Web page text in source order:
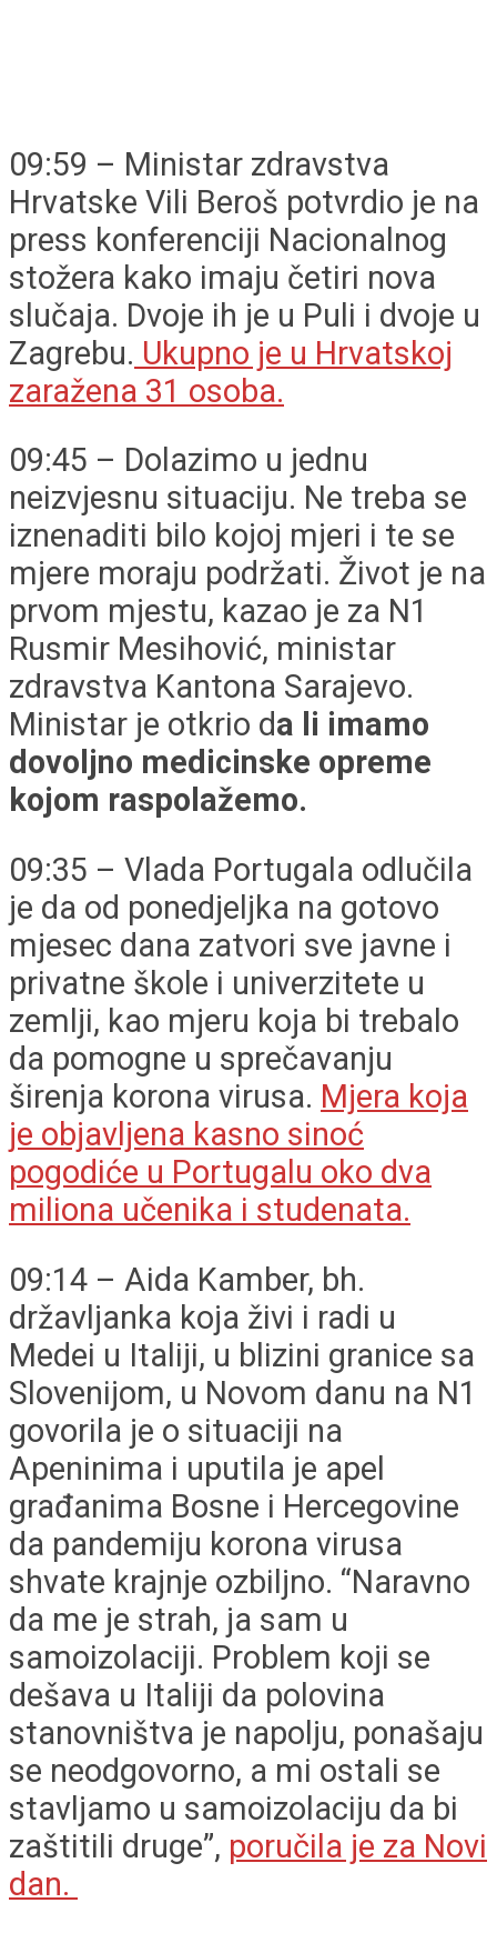
09:59 – Ministar zdravstva
Hrvatske Vili Beroš potvrdio je na
press konferenciji Nacionalnog
stožera kako imaju četiri nova
slučaja. Dvoje ih je u Puli i dvoje u
Zagrebu. Ukupno je u Hrvatskoj
zaražena 31 osoba.
09:45 – Dolazimo u jednu
neizvjesnu situaciju. Ne treba se
iznenaditi bilo kojoj mjeri i te se
mjere moraju podržati. Život je na
prvom mjestu, kazao je za N1
Rusmir Mesihović, ministar
zdravstva Kantona Sarajevo.
Ministar je otkrio da li imamo
dovoljno medicinske opreme
kojom raspolažemo.
09:35 – Vlada Portugala odlučila
je da od ponedjeljka na gotovo
mjesec dana zatvori sve javne i
privatne škole i univerzitete u
zemlji, kao mjeru koja bi trebalo
da pomogne u sprečavanju
širenja korona virusa. Mjera koja
je objavljena kasno sinoć
pogodiće u Portugalu oko dva
miliona učenika i studenata.
09:14 – Aida Kamber, bh.
državljanka koja živi i radi u
Medei u Italiji, u blizini granice sa
Slovenijom, u Novom danu na N1
govorila je o situaciji na
Apeninima i uputila je apel
građanima Bosne i Hercegovine
da pandemiju korona virusa
shvate krajnje ozbiljno. “Naravno
da me je strah, ja sam u
samoizolaciji. Problem koji se
dešava u Italiji da polovina
stanovništva je napolju, ponašaju
se neodgovorno, a mi ostali se
stavljamo u samoizolaciju da bi
zaštitili druge”, poručila je za Novi
dan.